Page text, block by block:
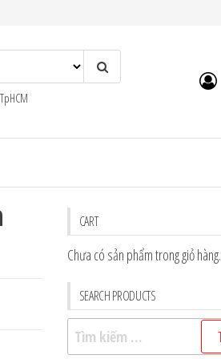
CART
Chưa có sản phẩm trong giỏ hàng.
SEARCH PRODUCTS
Tìm
kiếm